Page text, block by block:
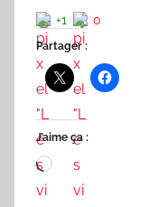
+1 0
Partager :
J’aime ça :
Chargement…